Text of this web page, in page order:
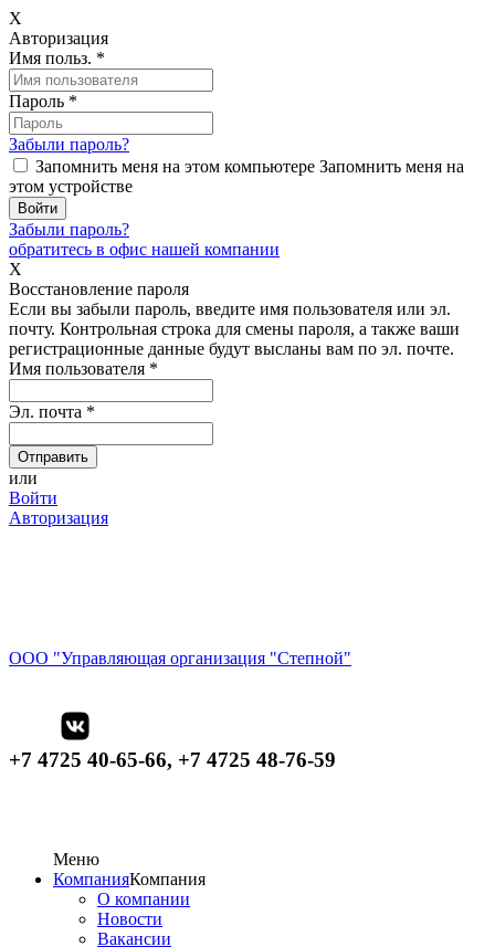
X
Авторизация
Имя польз. *
Пароль *
Забыли пароль?
Запомнить меня на этом компьютере Запомнить меня на
этом устройстве
Забыли пароль?
обратитесь в офис нашей компании
X
Восстановление пароля
Если вы забыли пароль, введите имя пользователя или эл.
почту. Контрольная строка для смены пароля, а также ваши
регистрационные данные будут высланы вам по эл. почте.
Имя пользователя *
Эл. почта *
или
Войти
Авторизация
ООО "Управляющая организация "Степной"
+7 4725 40-65-66, +7 4725 48-76-59
Меню
КомпанияКомпания
О компании
Новости
Вакансии